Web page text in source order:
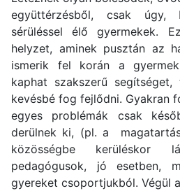
együttérzésből, csak úgy,
sérüléssel élő gyermekek.
helyzet, aminek pusztán az
ismerik fel korán a
kaphat szakszerű
kevésbé fog fejlődni. Gyakran
egyes problémák csak
derülnek ki, (pl. a
közösségbe kerüléskor
pedagógusok, jó esetben,
gyereket csoportjukból. Végül